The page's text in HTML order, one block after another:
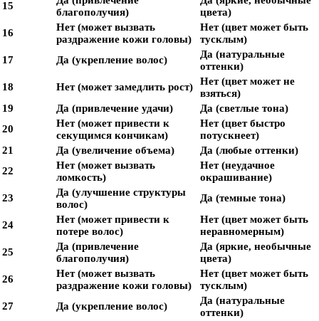
15
благополучия)
цвета)
16
Нет (может вызвать
раздражение кожи головы)
Нет (цвет может быть
тусклым)
17
Да (укрепление волос)
Да (натуральные
оттенки)
18
Нет (может замедлить рост)
Нет (цвет может не
взяться)
19
Да (привлечение удачи)
Да (светлые тона)
20
Нет (может привести к
секущимся кончикам)
Нет (цвет быстро
потускнеет)
21
Да (увеличение объема)
Да (любые оттенки)
22
Нет (может вызвать
ломкость)
Нет (неудачное
окрашивание)
23
Да (улучшение структуры
волос)
Да (темные тона)
24
Нет (может привести к
потере волос)
Нет (цвет может быть
неравномерным)
25
Да (привлечение
благополучия)
Да (яркие, необычные
цвета)
26
Нет (может вызвать
раздражение кожи головы)
Нет (цвет может быть
тусклым)
27
Да (укрепление волос)
Да (натуральные
оттенки)